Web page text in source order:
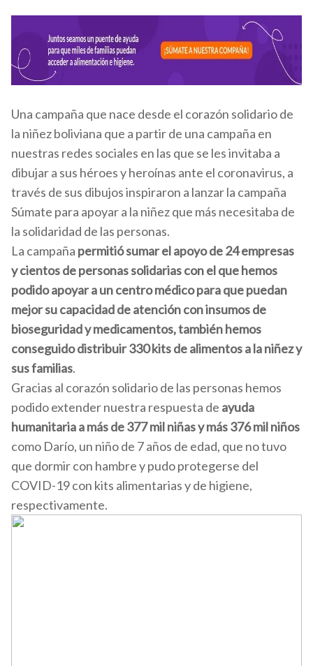
Una campaña que nace desde el corazón solidario de
la niñez boliviana que a partir de una campaña en
nuestras redes sociales en las que se les invitaba a
dibujar a sus héroes y heroínas ante el coronavirus, a
través de sus dibujos inspiraron a lanzar la campaña
Súmate para apoyar a la niñez que más necesitaba de
la solidaridad de las personas.
La campaña permitió sumar el apoyo de 24 empresas
y cientos de personas solidarias con el que hemos
podido apoyar a un centro médico para que puedan
mejor su capacidad de atención con insumos de
bioseguridad y medicamentos, también hemos
conseguido distribuir 330 kits de alimentos a la niñez y
sus familias.
Gracias al corazón solidario de las personas hemos
podido extender nuestra respuesta de ayuda
humanitaria a más de 377 mil niñas y más 376 mil niños
como Darío, un niño de 7 años de edad, que no tuvo
que dormir con hambre y pudo protegerse del
COVID-19 con kits alimentarias y de higiene,
respectivamente.